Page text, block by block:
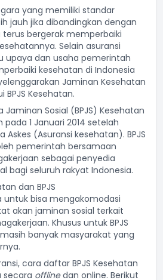
yang memiliki standar
jauh jika dibandingkan dengan
bergerak memperbaiki
Selain asuransi
upaya dan usaha pemerintah
kesehatan di Indonesia
Jaminan Kesehatan
BPJS Kesehatan.
Jaminan Sosial (BPJS) Kesehatan
1 Januari 2014 setelah
(Asuransi kesehatan). BPJS
pemerintah bersamaan
sebagai penyedia
bagi seluruh rakyat Indonesia.
dan BPJS
untuk bisa mengakomodasi
akan jaminan sosial terkait
Khusus untuk BPJS
banyak masyarakat yang
cara daftar BPJS Kesehatan
secara offlinedan online. Berikut